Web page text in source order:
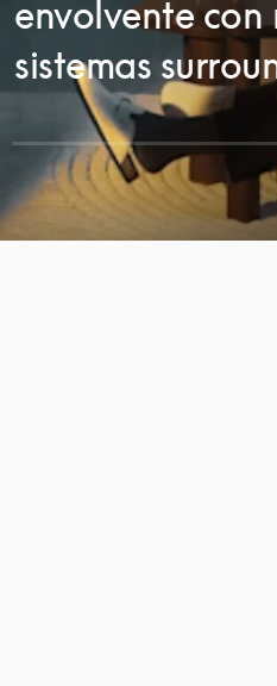
envolvente con
sistemas